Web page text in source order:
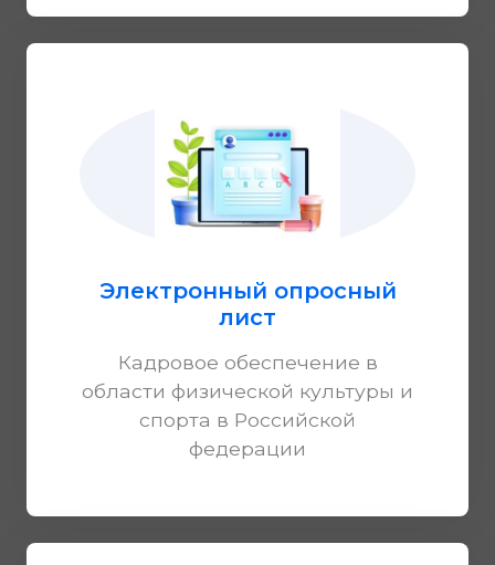
Электронный опросный
лист
Кадровое обеспечение в
области физической культуры и
спорта в Российской
федерации